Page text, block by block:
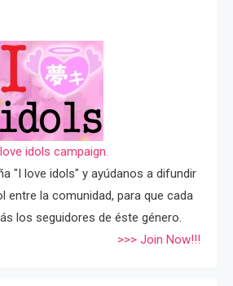
idols campaign.
"I love idols" y ayúdanos a difundir
entre la comunidad, para que cada
los seguidores de éste género.
>>> Join Now!!!